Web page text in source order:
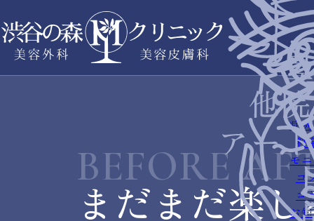
症
料
モ
コ
コ
お
BEFORE
まだまだ楽